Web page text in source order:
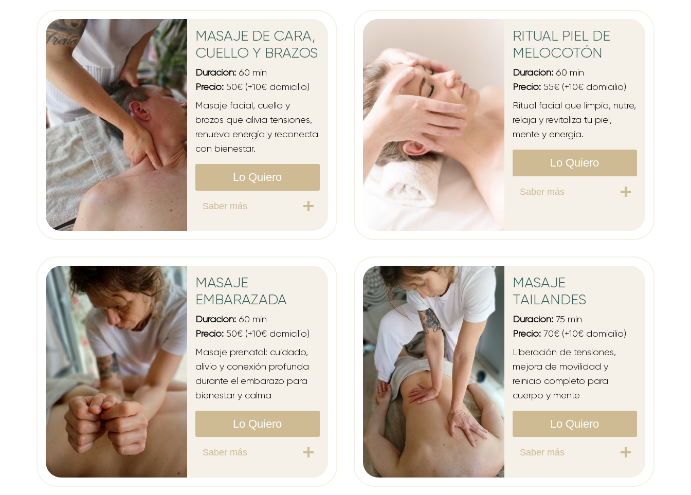
MASAJE DE CARA,
CUELLO Y BRAZOS
Duración:60 min
Precio: 50€ (+10€ domicilio)
Masaje facial, cuello y
brazos que alivia tensiones,
renueva energía y reconecta
con bienestar.
Lo Quiero
Saber más
RITUAL PIEL DE
MELOCOTÓN
Duración:60 min
Precio: 55€ (+10€ domicilio)
Ritual facial que limpia, nutre,
relaja y revitaliza tu piel,
mente y energía.
Lo Quiero
Saber más
MASAJE
EMBARAZADA
Duración:60 min
Precio: 50€ (+10€ domicilio)
Masaje prenatal: cuidado,
alivio y conexión profunda
durante el embarazo para
bienestar y calma
Lo Quiero
Saber más
MASAJE
TAILANDES
Duración:75 min
Precio: 70€ (+10€ domicilio)
Liberación de tensiones,
mejora de movilidad y
reinicio completo para
cuerpo y mente
Lo Quiero
Saber más